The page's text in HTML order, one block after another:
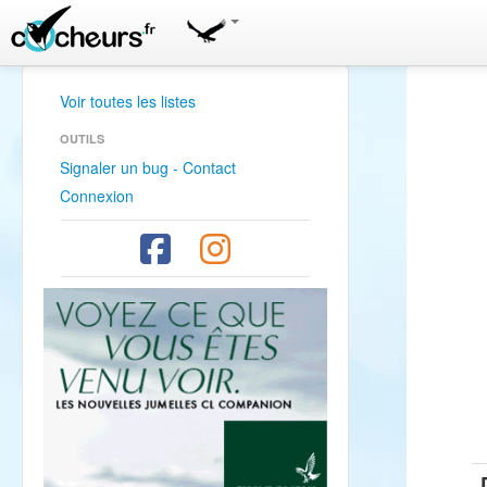
Voir toutes les listes
OUTILS
Signaler un bug - Contact
Connexion